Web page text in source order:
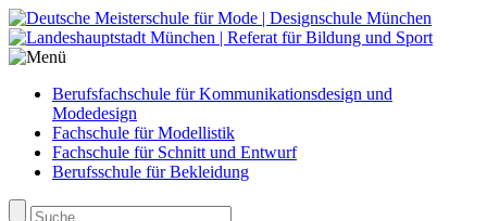
Berufsfachschule für Kommunikationsdesign und
Modedesign
Fachschule für Modellistik
Fachschule für Schnitt und Entwurf
Berufsschule für Bekleidung